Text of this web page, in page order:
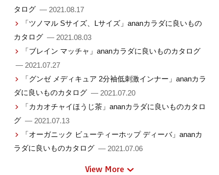
タログ — 2021.08.17
「ツノマル Sサイズ、Lサイズ」ananカラダに良いもの
カタログ — 2021.08.03
「ブレイン マッチャ」ananカラダに良いものカタログ
— 2021.07.27
「グンゼ メディキュア 2分袖低刺激インナー」ananカラ
ダに良いものカタログ — 2021.07.20
「カカオチャイほうじ茶」ananカラダに良いものカタロ
グ — 2021.07.13
「オーガニック ビューティーホップ ディーバ」ananカ
ラダに良いものカタログ — 2021.07.06
View More